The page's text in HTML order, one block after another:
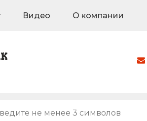
Видео О компании